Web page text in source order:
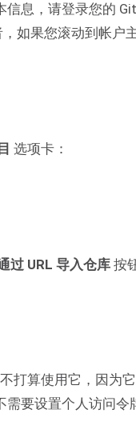
息，请登录您的
，如果您滚动到帐户
选项卡：
过 URL 导入仓库 按
打算使用它，因为
要设置个人访问令